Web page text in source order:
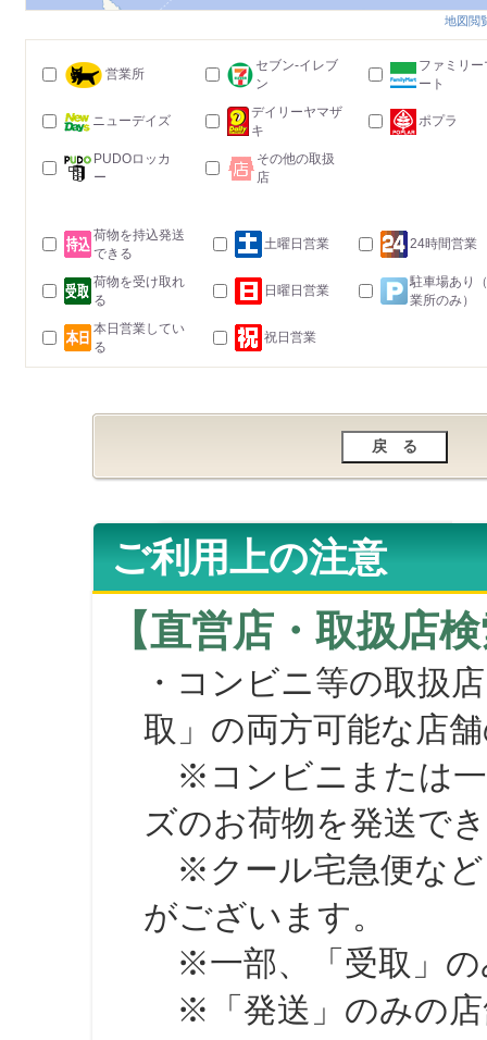
地図閲
営業所
セブン-イレブ
ン
ファミリー
ート
ニューデイズ
デイリーヤマザ
キ
ポプラ
PUDOロッカ
ー
その他の取扱
店
荷物を持込発送
できる
土曜日営業 24時間営業
荷物を受け取れ
る
日曜日営業
駐車場あり
業所のみ）
本日営業してい
る
祝日営業
ご利用上の注意
【直営店・取扱店
・コンビニ等の取扱
取」の両方可能な店
※コンビニまたは一
ズのお荷物を発送で
※クール宅急便など
がございます。
※一部、「受取」の
※「発送」のみの店